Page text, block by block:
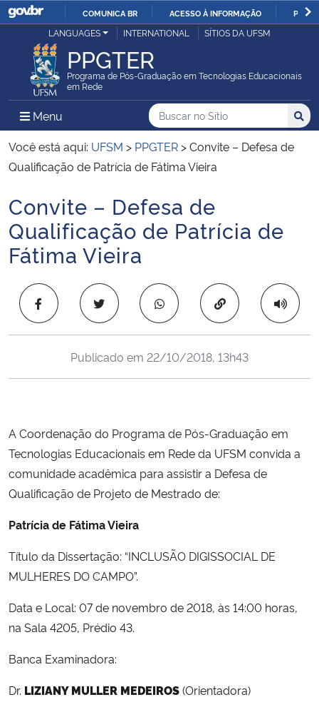
IR
O
COMUNICA BR ACESSO À INFORMAÇÃO
Ministério da Justiça e Segurança Pública
Ministério da Defesa
Ministério das Relações Exteriores
Ministério da Infraestrutura
Ministério da Agricultura, Pecuária e Abastecimento
Ministério da Educação
Ministério da Ciência, Tecnologia, Inovações e Comunicações
Ministério do Turismo
Ministério do Desenvolvimento Regional
Ministério da Mulher, da Família e dos Direitos Humanos
LANGUAGES INTERNATIONAL SÍTIOS DA UFSM
PPGTER
Programa de Pós-Graduação em Tecnologias Educacionais
em Rede
Menu Menu Principal do Sítio
Busca
Buscar no no Sítio
Busca:
Você está aqui: UFSM > PPGTER >Convite – Defesa de
Qualificação de Patrícia de Fátima Vieira
Início do conteúdo
Convite – Defesa de
Qualificação de Patrícia de
Fátima Vieira
Copiar para área
Publicado em 22/10/2018, 13h43
A Coordenação do Programa de Pós-Graduação em
Tecnologias Educacionais em Rede da UFSM convida a
comunidade acadêmica para assistir a Defesa de
Qualificação de Projeto de Mestrado de:
Patrícia de Fátima Vieira
Título da Dissertação: “INCLUSÃO DIGISSOCIAL DE
MULHERES DO CAMPO”.
Data e Local: 07 de novembro de 2018, às 14:00 horas,
na Sala 4205, Prédio 43.
Banca Examinadora:
Dr. LIZIANY MULLER MEDEIROS(Orientadora)